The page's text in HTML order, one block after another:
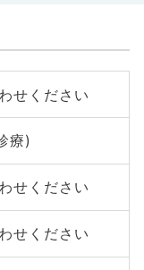
せください
療)
せください
せください